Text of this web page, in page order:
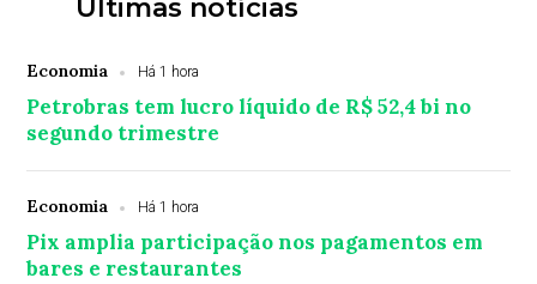
Últimas notícias
Economia Há 1 hora
Petrobras tem lucro líquido de R$ 52,4 bi no
segundo trimestre
Economia Há 1 hora
Pix amplia participação nos pagamentos em
bares e restaurantes